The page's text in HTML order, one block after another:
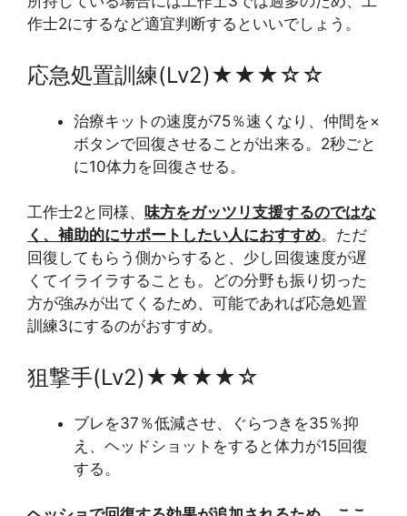
作士2にするなど適宜判断するといいでしょう。
応急処置訓練(Lv2)★★★☆☆
治療キットの速度が75％速くなり、仲間を×
ボタンで回復させることが出来る。2秒ごと
に10体力を回復させる。
工作士2と同様、 味方をガッツリ支援するのではな
く、補助的にサポートしたい人におすすめ。ただ
回復してもらう側からすると、少し回復速度が遅
くてイライラすることも。どの分野も振り切った
方が強みが出てくるため、可能であれば応急処置
訓練3にするのがおすすめ。
狙撃手(Lv2)★★★★☆
ブレを37％低減させ、ぐらつきを35％抑
え、ヘッドショットをすると体力が15回復
する。